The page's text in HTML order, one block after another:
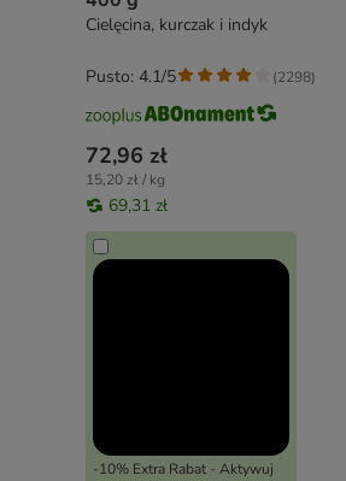
Cielęcina, kurczak i indyk
72,96 zł
15,20 zł / kg
69,31 zł
-10% Extra Rabat - Aktywuj
Pusto: 4.1/5 (2298)